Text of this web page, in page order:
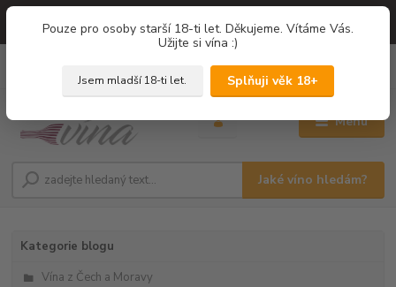
===
Pouze pro osoby starší 18-ti let. Děkujeme. Vítáme Vás.
Užijte si vína :)
Jsem mladší 18-ti let. Splňuji věk 18+
Menu
Jaké víno hledám?
0,00 Kč
Kategorie blogu
Vína z Čech a Moravy